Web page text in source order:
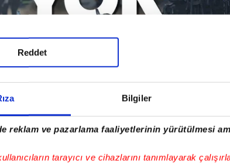
Bilgiler
reklam ve pazarlama faaliyetlerinin yürütülmesi
tarayıcı ve cihazlarını tanımlayarak
Reddet